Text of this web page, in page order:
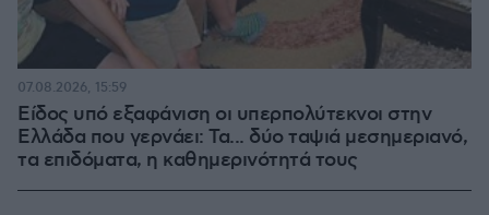
Είδος υπό εξαφάνιση οι υπερπολύτεκνοι στην
Ελλάδα που γερνάει: Τα... δύο ταψιά μεσημεριανό,
τα επιδόματα, η καθημερινότητά τους
07.08.2026, 15:59